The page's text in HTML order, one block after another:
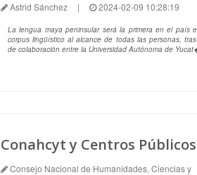
Astrid Sánchez | 2024-02-09 10:28:19
La lengua maya peninsular será la primera en el país
corpus lingüístico al alcance de todas las personas,
de colaboración entre la Universidad Autónoma de
Consejo Nacional de Humanidades, Ciencias y